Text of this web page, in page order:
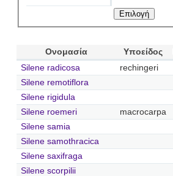
Ονομασία Υποείδος
Silene radicosa
rechingeri
Silene remotiflora
Silene rigidula
Silene roemeri
macrocarpa
Silene samia
Silene samothracica
Silene saxifraga
Silene scorpilii